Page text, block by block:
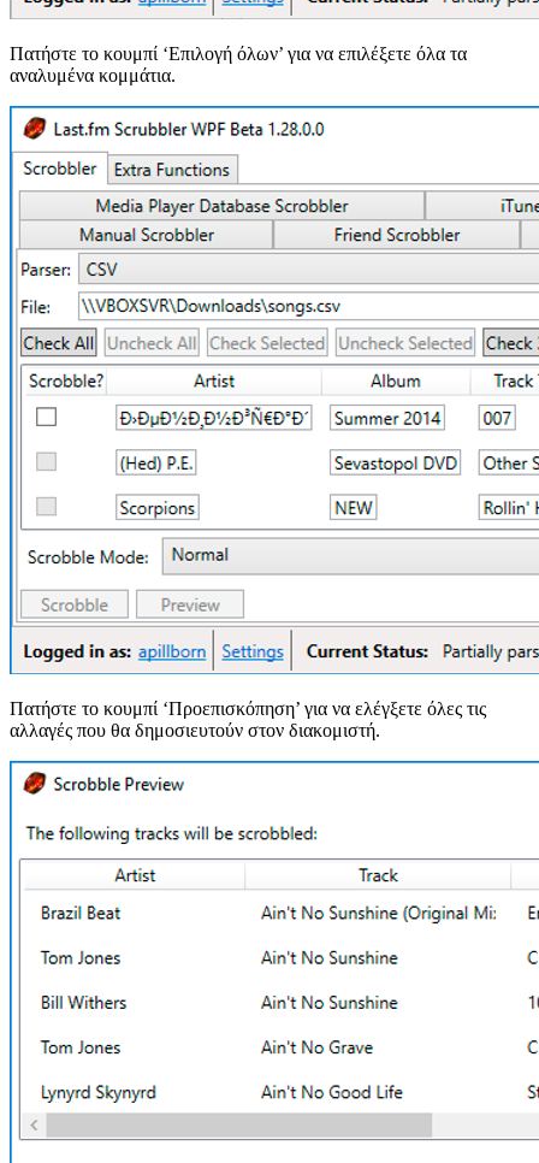
Πατήστε το κουμπί ‘Επιλογή όλων’ για να επιλέξετε όλα τα
αναλυμένα κομμάτια.
Πατήστε το κουμπί ‘Προεπισκόπηση’ για να ελέγξετε όλες τις
αλλαγές που θα δημοσιευτούν στον διακομιστή.